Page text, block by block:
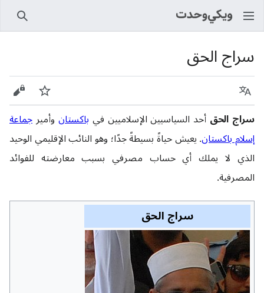
بحث
سراج الحق
اللغة راقب
سراج الحق أحد السياسيين الإسلاميين في باكستان وأميرجماعة
إسلام باكستان. يعيش حياةً بسيطةً جدًا؛ وهو النائب الإقليمي الوحيد
الذي لا يملك أي حساب مصرفي بسبب معارضته للفوائد
المصرفية.
سراج الحق